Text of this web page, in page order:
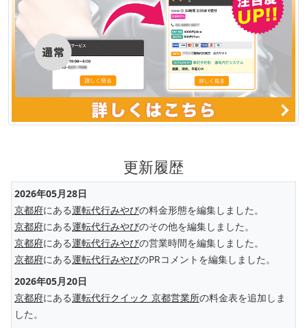
更新履歴
2026年05月28日
京都府にある運転代行みやびの料金形態を編集しました。
京都府にある運転代行みやびのその他を編集しました。
京都府にある運転代行みやびの営業時間を編集しました。
京都府にある運転代行みやびのPRコメントを編集しました。
2026年05月20日
京都府にある運転代行クイック 京都営業所の料金表を追加しま
した。